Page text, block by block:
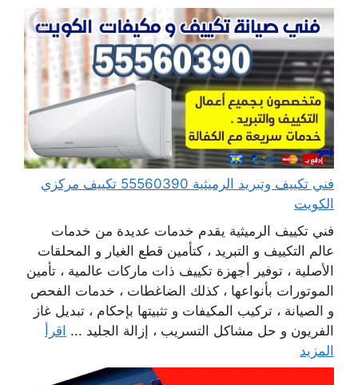
فني تكييف وتبريد الرميثية 55560390 تكييف مركزي
الكويت
فني تكييف الرميثية يقدم خدمات عديدة من خدمات
عالم التكييف و التبريد ، كتأمين قطع الغيار و المحلقات
الأصلية ، توفير أجهزة تكييف ذات ماركات عالمية ، تأمين
الموتورات بأنواعها ، كذلك الضاغطات ، خدمات الفحص
و الصيانة ، تركيب المكيفات و تثبيتها بإحكام ، تبديل غاز
الفريون و حل مشاكل التسريب ، إزالة الجليد ... اقرأ
المزيد